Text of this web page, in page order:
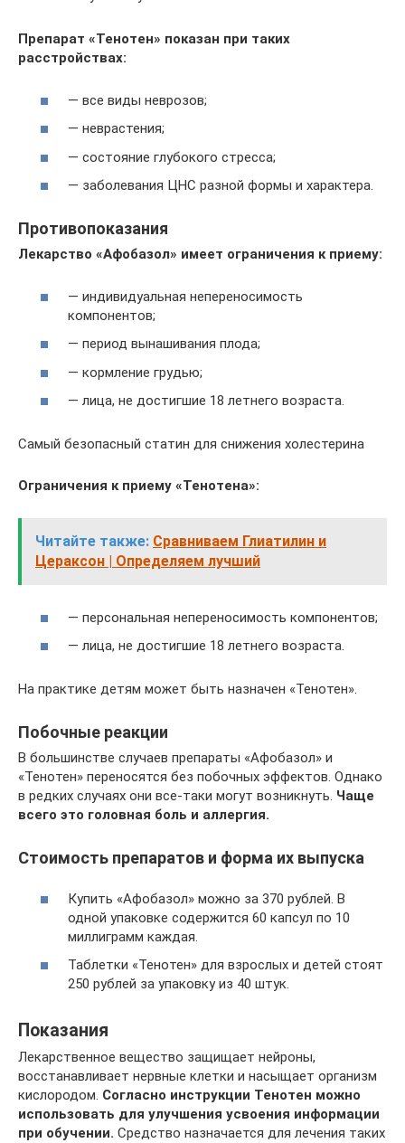
Препарат «Тенотен» показан при таких
расстройствах:
— все виды неврозов;
— неврастения;
— состояние глубокого стресса;
— заболевания ЦНС разной формы и характера.
Противопоказания
Лекарство «Афобазол» имеет ограничения к приему:
— индивидуальная непереносимость
компонентов;
— период вынашивания плода;
— кормление грудью;
— лица, не достигшие 18 летнего возраста.
Самый безопасный статин для снижения холестерина
Ограничения к приему «Тенотена»:
Читайте также: Сравниваем Глиатилин и
Цераксон | Определяем лучший
— персональная непереносимость компонентов;
— лица, не достигшие 18 летнего возраста.
На практике детям может быть назначен «Тенотен».
Побочные реакции
В большинстве случаев препараты «Афобазол» и
«Тенотен» переносятся без побочных эффектов. Однако
в редких случаях они все-таки могут возникнуть. Чаще
всего это головная боль и аллергия.
Стоимость препаратов и форма их выпуска
Купить «Афобазол» можно за 370 рублей. В
одной упаковке содержится 60 капсул по 10
миллиграмм каждая.
Таблетки «Тенотен» для взрослых и детей стоят
250 рублей за упаковку из 40 штук.
Показания
Лекарственное вещество защищает нейроны,
восстанавливает нервные клетки и насыщает организм
кислородом. Согласно инструкции Тенотен можно
использовать для улучшения усвоения информации
при обучении. Средство назначается для лечения таких